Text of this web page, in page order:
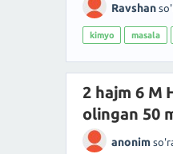
Ravshan
kimyo masala
2 hajm 6 M
olingan 50
anonim